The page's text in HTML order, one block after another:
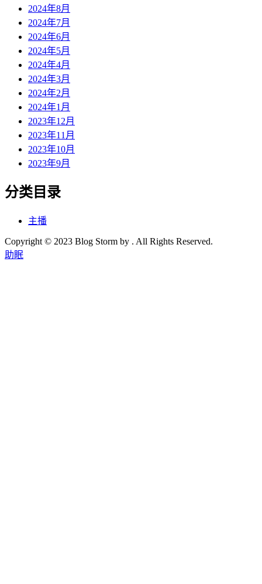
2024年8月
2024年7月
2024年6月
2024年5月
2024年4月
2024年3月
2024年2月
2024年1月
2023年12月
2023年11月
2023年10月
2023年9月
分类目录
主播
Copyright © 2023 Blog Storm by . All Rights Reserved.
助眠